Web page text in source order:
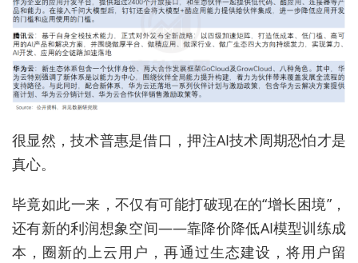
很显然，技术普惠是借口，押注AI技术周期恐怕才是
真心。
毕竟如此一来，不仅有可能打破现在的“增长困境”，
还有新的利润想象空间——靠降价降低AI模型训练成
本，圈新的上云用户，再通过生态建设，将用户留